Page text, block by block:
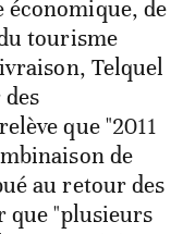
économique, de
tourisme
Telquel
que "2011
de
au retour des
que "plusieurs